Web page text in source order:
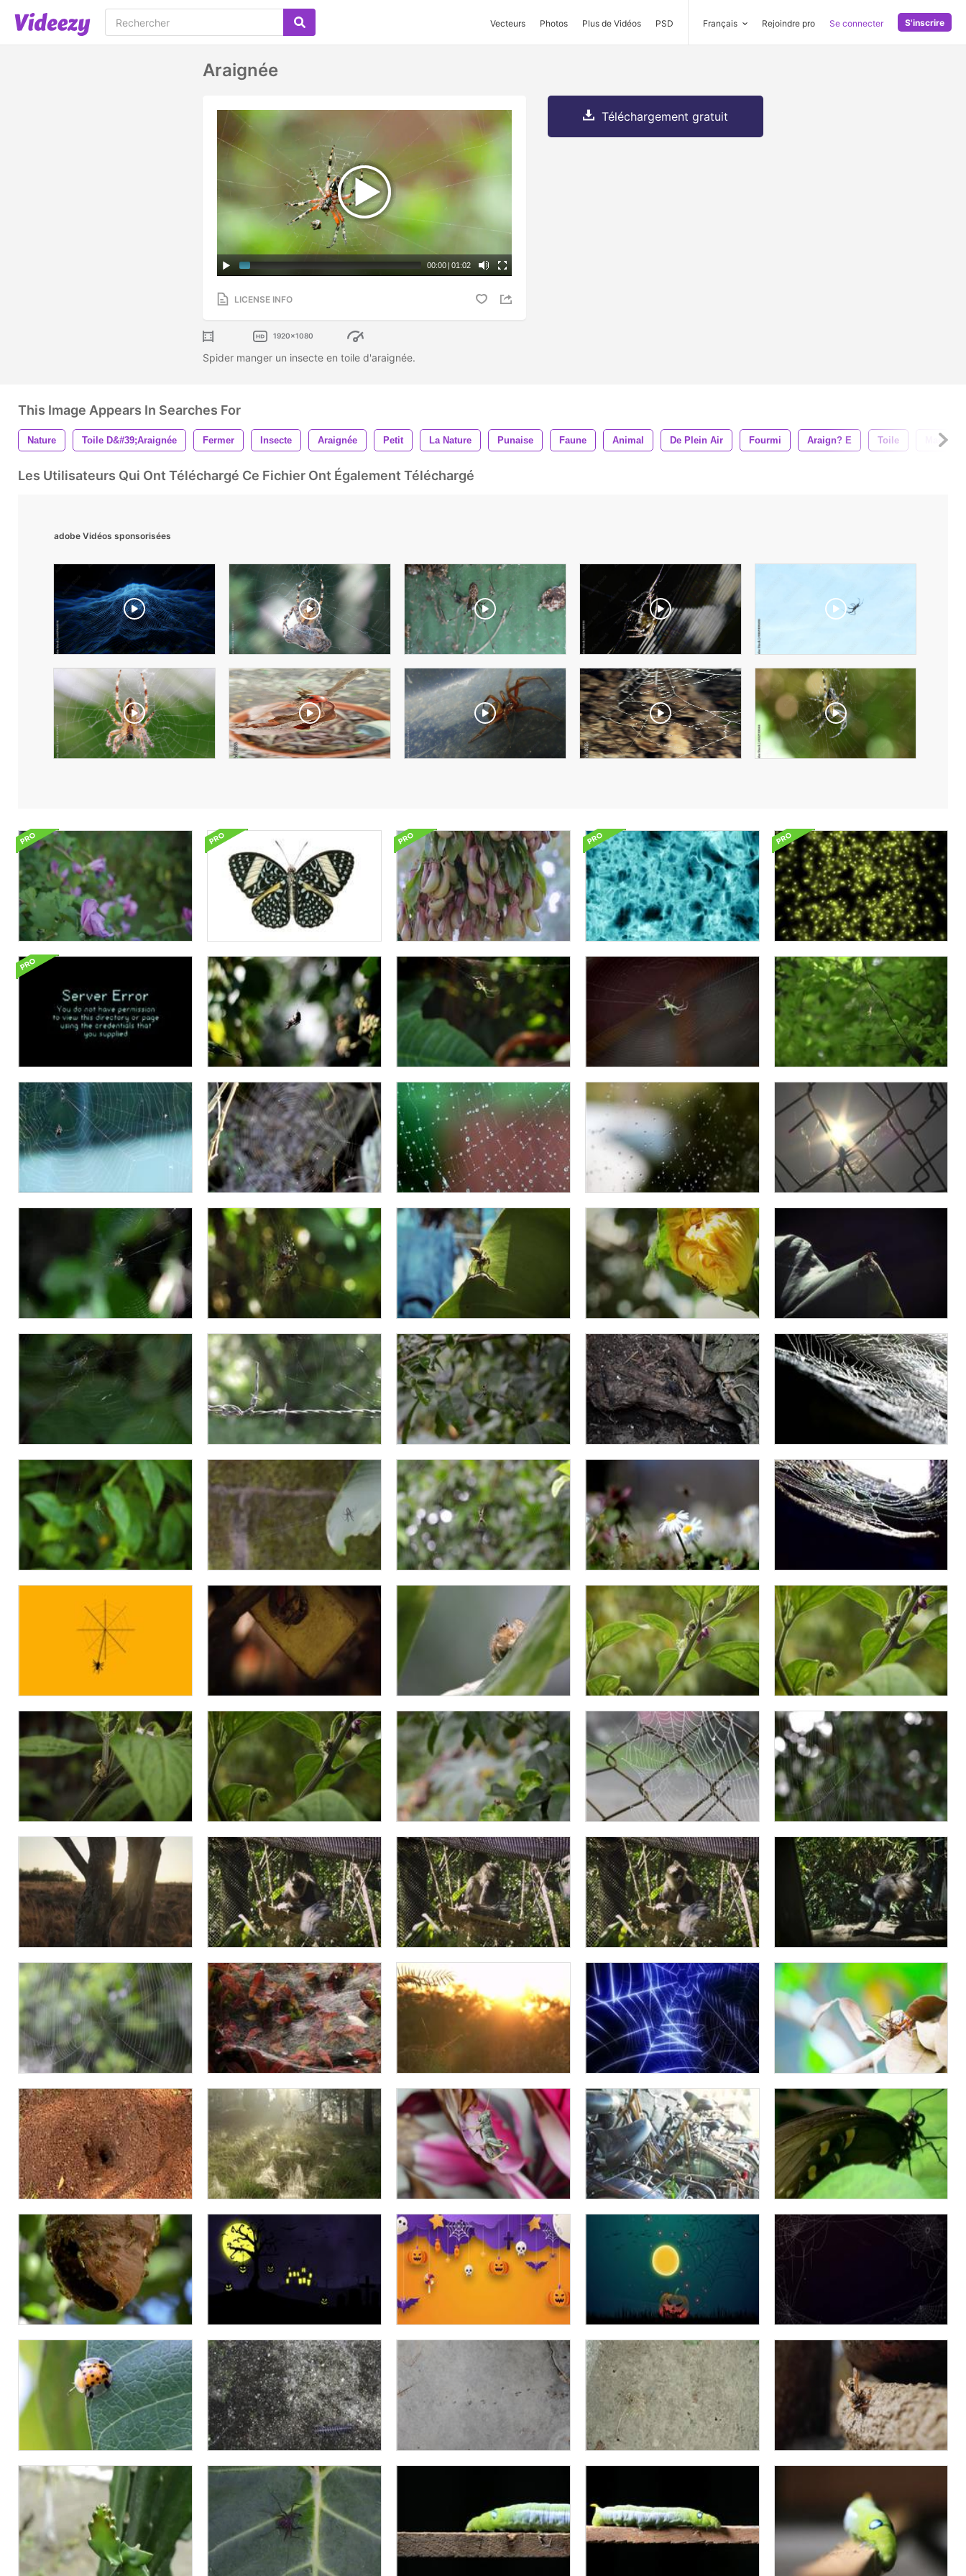
Vecteurs Photos Plus de Vidéos PSD Français Rejoindre pro Se connecter S'inscrire
Araignée
00:00 | 01:02
LICENSE INFO
1920x1080
Spider manger un insecte en toile d'araignée.
Téléchargement gratuit
This Image Appears In Searches For
Nature Toile D&#39;araignée Fermer Insecte Araignée Petit La Nature Punaise Faune Animal De Plein Air Fourmi Araign? E Toile Macro
Les Utilisateurs Qui Ont Téléchargé Ce Fichier Ont Également Téléchargé
adobe Vidéos sponsorisées